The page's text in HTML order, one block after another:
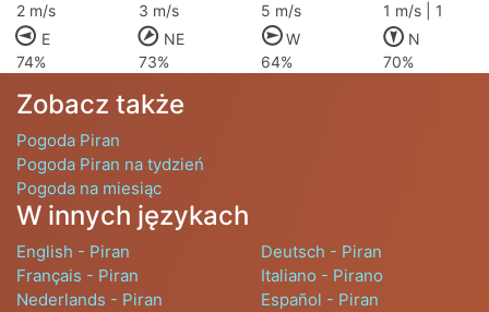
2 m/s
3 m/s 5 m/s
1 m/s | 1
E
NE W
N
74%
73% 64% 70%
Zobacz także
Pogoda Piran
Pogoda Piran na tydzień
Pogoda na miesiąc
W innych językach
English - Piran
Deutsch - Piran
Français - Piran
Italiano - Pirano
Nederlands - Piran
Español - Piran